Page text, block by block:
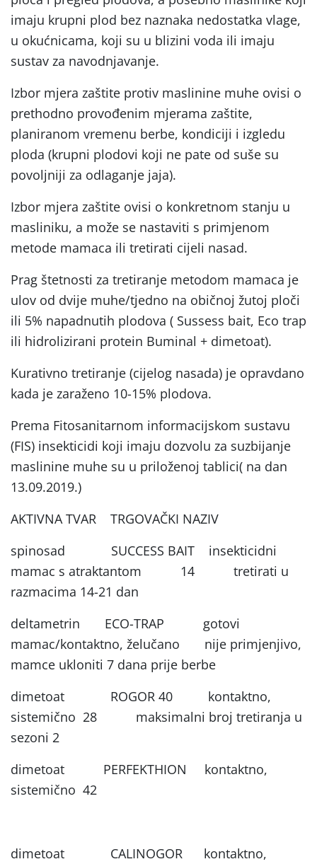
imaju krupni plod bez naznaka nedostatka vlage,
u okućnicama, koji su u blizini voda ili imaju
sustav za navodnjavanje.
Izbor mjera zaštite protiv maslinine muhe ovisi o
prethodno provođenim mjerama zaštite,
planiranom vremenu berbe, kondiciji i izgledu
ploda (krupni plodovi koji ne pate od suše su
povoljniji za odlaganje jaja).
Izbor mjera zaštite ovisi o konkretnom stanju u
masliniku, a može se nastaviti s primjenom
metode mamaca ili tretirati cijeli nasad.
Prag štetnosti za tretiranje metodom mamaca je
ulov od dvije muhe/tjedno na običnoj žutoj ploči
ili 5% napadnutih plodova ( Sussess bait, Eco trap
ili hidrolizirani protein Buminal + dimetoat).
Kurativno tretiranje (cijelog nasada) je opravdano
kada je zaraženo 10-15% plodova.
Prema Fitosanitarnom informacijskom sustavu
(FIS) insekticidi koji imaju dozvolu za suzbijanje
maslinine muhe su u priloženoj tablici( na dan
13.09.2019.)
AKTIVNA TVAR TRGOVAČKI NAZIV
spinosad SUCCESS BAIT insekticidni
mamac s atraktantom 14 tretirati u
razmacima 14-21 dan
deltametrin ECO-TRAP gotovi
mamac/kontaktno, želučano nije primjenjivo,
mamce ukloniti 7 dana prije berbe
dimetoat ROGOR 40 kontaktno,
sistemično 28 maksimalni broj tretiranja u
sezoni 2
dimetoat PERFEKTHION kontaktno,
sistemično 42
dimetoat CALINOGOR kontaktno,